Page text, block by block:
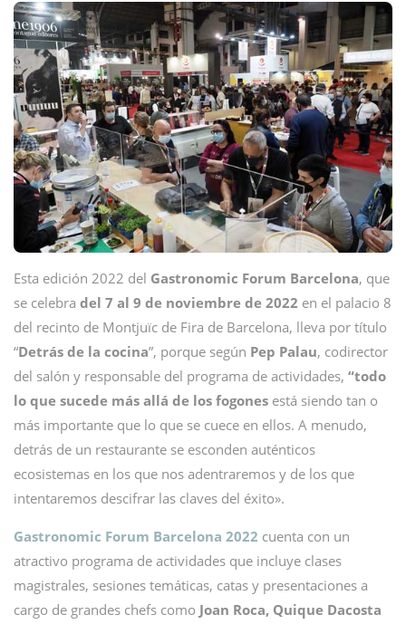
Esta edición 2022 del Gastronomic Forum Barcelona, que
se celebra del 7 al 9 de noviembre de 2022 en el palacio 8
del recinto de Montjuïc de Fira de Barcelona, lleva por título
“Detrás de la cocina”, porque según Pep Palau, codirector
del salón y responsable del programa de actividades, “todo
lo que sucede más allá de los fogones está siendo tan o
más importante que lo que se cuece en ellos. A menudo,
detrás de un restaurante se esconden auténticos
ecosistemas en los que nos adentraremos y de los que
intentaremos descifrar las claves del éxito».
Gastronomic Forum Barcelona 2022 cuenta con un
atractivo programa de actividades que incluye clases
magistrales, sesiones temáticas, catas y presentaciones a
cargo de grandes chefs como Joan Roca, Quique Dacosta